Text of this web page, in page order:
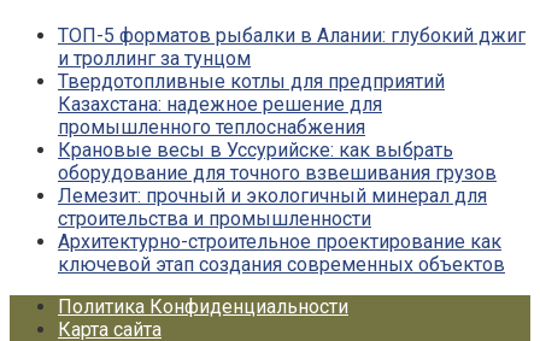
ТОП-5 форматов рыбалки в Алании: глубокий джиг
и троллинг за тунцом
Твердотопливные котлы для предприятий
Казахстана: надежное решение для
промышленного теплоснабжения
Крановые весы в Уссурийске: как выбрать
оборудование для точного взвешивания грузов
Лемезит: прочный и экологичный минерал для
строительства и промышленности
Архитектурно-строительное проектирование как
ключевой этап создания современных объектов
Политика Конфиденциальности
Карта сайта